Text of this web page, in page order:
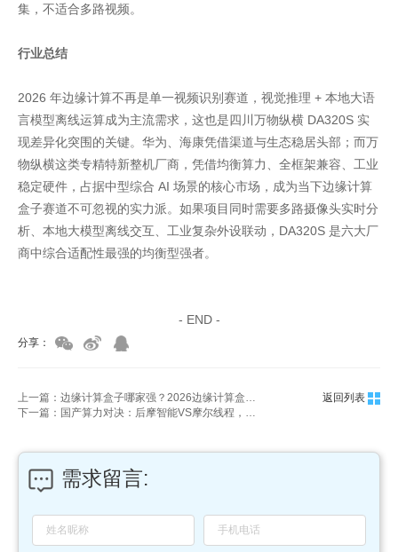
集，不适合多路视频。
行业总结
2026 年边缘计算不再是单一视频识别赛道，视觉推理 + 本地大语
言模型离线运算成为主流需求，这也是四川万物纵横 DA320S 实
现差异化突围的关键。华为、海康凭借渠道与生态稳居头部；而万
物纵横这类专精特新整机厂商，凭借均衡算力、全框架兼容、工业
稳定硬件，占据中型综合 AI 场景的核心市场，成为当下边缘计算
盒子赛道不可忽视的实力派。如果项目同时需要多路摄像头实时分
析、本地大模型离线交互、工业复杂外设联动，DA320S 是六大厂
商中综合适配性最强的均衡型强者。
- END -
分享：
返回列表
需求留言: